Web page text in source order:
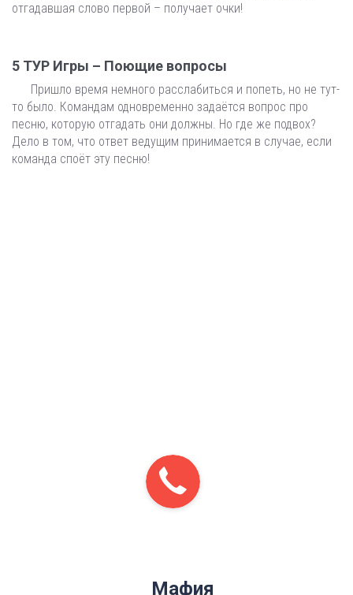
отгадавшая слово первой – получает очки!
5 ТУР Игры – Поющие вопросы
Пришло время немного расслабиться и попеть, но не тут-
то было. Командам одновременно задаётся вопрос про
песню, которую отгадать они должны. Но где же подвох?
Дело в том, что ответ ведущим принимается в случае, если
команда споёт эту песню!
Мафия